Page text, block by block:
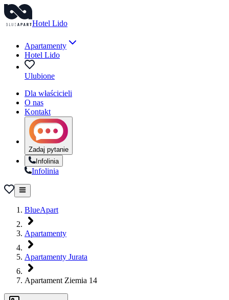
Hotel Lido
Apartamenty
Hotel Lido
Ulubione
Dla właścicieli
O nas
Kontakt
Zadaj pytanie
Infolinia
Infolinia
BlueApart
Apartamenty
Apartamenty Jurata
Apartament Ziemia 14